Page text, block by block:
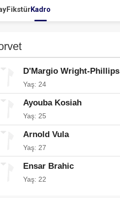
FikstürKadro
D'Margio Wright-Phillips
Yaş: 24
Ayouba Kosiah
Yaş: 25
Arnold Vula
Yaş: 27
Ensar Brahic
Yaş: 22